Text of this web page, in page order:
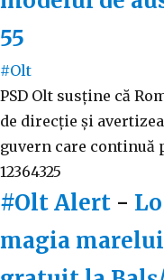
55
#Olt
PSD Olt susține că
de direcție și
guvern care
12364325
#Olt Alert -
magia